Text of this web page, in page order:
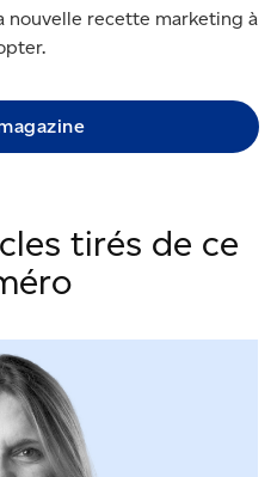
nouvelle recette marketing à
tirés de ce